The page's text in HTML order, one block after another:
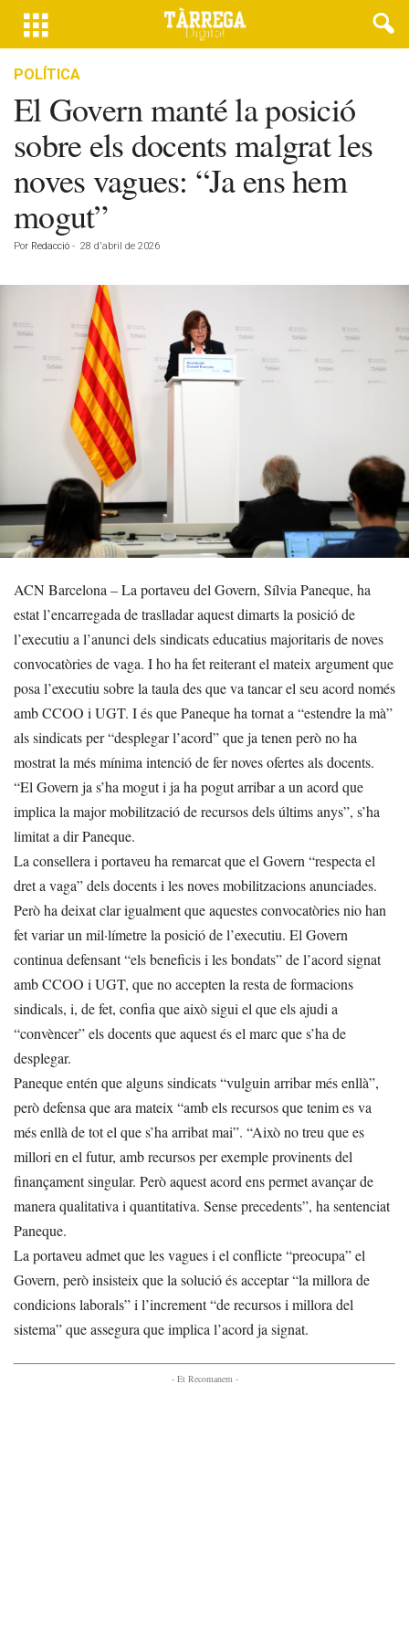
POLÍTICA
El Govern manté la posició
sobre els docents malgrat les
noves vagues: “Ja ens hem
mogut”
Por Redacció - 28 d'abril de 2026
ACN Barcelona – La portaveu del Govern, Sílvia Paneque, ha
estat l’encarregada de traslladar aquest dimarts la posició de
l’executiu a l’anunci dels sindicats educatius majoritaris de noves
convocatòries de vaga. I ho ha fet reiterant el mateix argument que
posa l’executiu sobre la taula des que va tancar el seu acord només
amb CCOO i UGT. I és que Paneque ha tornat a “estendre la mà”
als sindicats per “desplegar l’acord” que ja tenen però no ha
mostrat la més mínima intenció de fer noves ofertes als docents.
“El Govern ja s’ha mogut i ja ha pogut arribar a un acord que
implica la major mobilització de recursos dels últims anys”, s’ha
limitat a dir Paneque.
La consellera i portaveu ha remarcat que el Govern “respecta el
dret a vaga” dels docents i les noves mobilitzacions anunciades.
Però ha deixat clar igualment que aquestes convocatòries nio han
fet variar un mil·límetre la posició de l’executiu. El Govern
continua defensant “els beneficis i les bondats” de l’acord signat
amb CCOO i UGT, que no accepten la resta de formacions
sindicals, i, de fet, confia que això sigui el que els ajudi a
“convèncer” els docents que aquest és el marc que s’ha de
desplegar.
Paneque entén que alguns sindicats “vulguin arribar més enllà”,
però defensa que ara mateix “amb els recursos que tenim es va
més enllà de tot el que s’ha arribat mai”. “Això no treu que es
millori en el futur, amb recursos per exemple provinents del
finançament singular. Però aquest acord ens permet avançar de
manera qualitativa i quantitativa. Sense precedents”, ha sentenciat
Paneque.
La portaveu admet que les vagues i el conflicte “preocupa” el
Govern, però insisteix que la solució és acceptar “la millora de
condicions laborals” i l’increment “de recursos i millora del
sistema” que assegura que implica l’acord ja signat.
- Et Recomanem -